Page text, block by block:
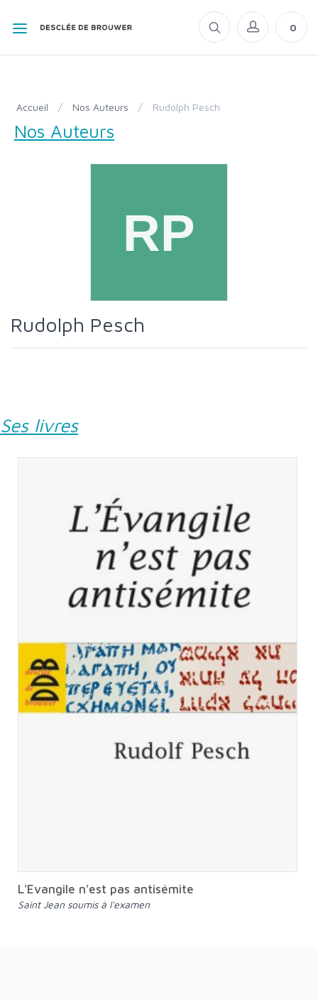
0
Accueil / Nos Auteurs / Rudolph Pesch
Nos Auteurs
Rudolph Pesch
Ses livres
L'Evangile n'est pas antisémite
Saint Jean soumis à l'examen